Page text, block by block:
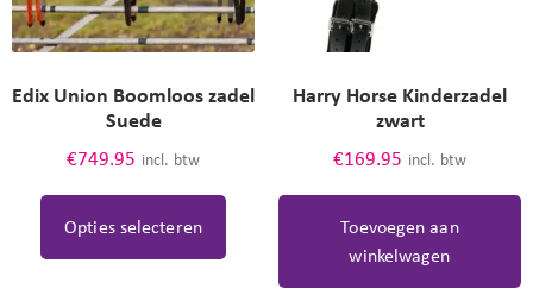
Edix Union Boomloos zadel
Suede
€749.95 incl. btw
Opties selecteren
Harry Horse Kinderzadel
zwart
€169.95 incl. btw
Toevoegen aan
winkelwagen